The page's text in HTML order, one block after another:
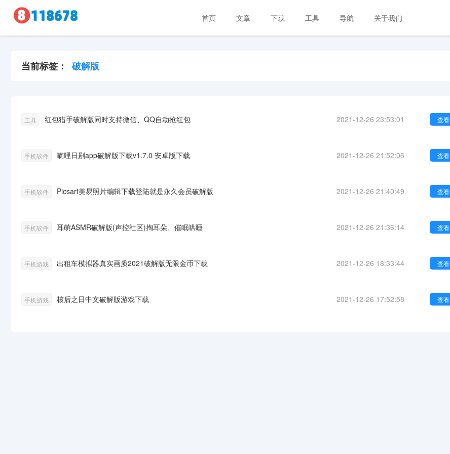
首页 文章 下载 工具 导航 关于我们
当前标签： 破解版
工具 红包猎手破解版同时支持微信、QQ自动抢红包 查看
2021-12-26 23:53:01
手机软件 嘀哩日剧app破解版下载v1.7.0 安卓版下载 查看
2021-12-26 21:52:06
手机软件 Picsart美易照片编辑下载登陆就是永久会员破解版 查看
2021-12-26 21:40:49
手机软件 耳萌ASMR破解版(声控社区)掏耳朵、催眠哄睡 查看
2021-12-26 21:36:14
手机游戏 出租车模拟器真实画质2021破解版无限金币下载 查看
2021-12-26 18:33:44
手机游戏 核后之日中文破解版游戏下载 查看
2021-12-26 17:52:58